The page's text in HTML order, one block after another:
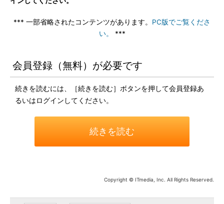
*** 一部省略されたコンテンツがあります。 PC版でご覧くださ
い。
***
会員登録（無料）が必要です
続きを読むには、［続きを読む］ボタンを押して会員登録あ
るいはログインしてください。
続きを読む
Copyright © ITmedia, Inc. All Rights Reserved.